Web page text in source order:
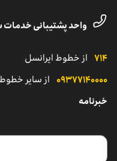
نمایندگی
داستان موفقیت
واحد پشتیبانی خدمات
۷۱۴ از خطوط ایرانسل
۰۹۳۷۷۱۴۰۰۰۰ از سایر خطوط
خبرنامه